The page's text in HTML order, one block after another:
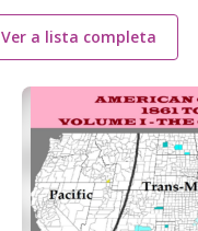
Ver a lista completa